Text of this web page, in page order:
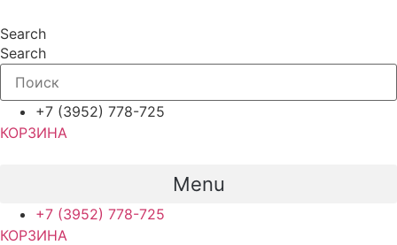
к
содержимому
Search
Search
+7 (3952) 778-725
КОРЗИНА
Menu
+7 (3952) 778-725
КОРЗИНА